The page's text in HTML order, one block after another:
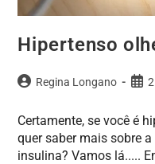
Hipertenso
Regina Longano
Certamente, se você é
quer saber mais sobre
insulina? Vamos lá.....